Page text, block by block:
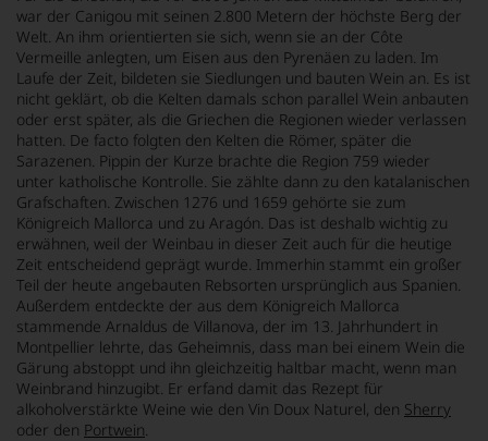
war der Canigou mit seinen 2.800 Metern der höchste Berg der
Welt. An ihm orientierten sie sich, wenn sie an der Côte
Vermeille anlegten, um Eisen aus den Pyrenäen zu laden. Im
Laufe der Zeit, bildeten sie Siedlungen und bauten Wein an. Es ist
nicht geklärt, ob die Kelten damals schon parallel Wein anbauten
oder erst später, als die Griechen die Regionen wieder verlassen
hatten. De facto folgten den Kelten die Römer, später die
Sarazenen. Pippin der Kurze brachte die Region 759 wieder
unter katholische Kontrolle. Sie zählte dann zu den katalanischen
Grafschaften. Zwischen 1276 und 1659 gehörte sie zum
Königreich Mallorca und zu Aragón. Das ist deshalb wichtig zu
erwähnen, weil der Weinbau in dieser Zeit auch für die heutige
Zeit entscheidend geprägt wurde. Immerhin stammt ein großer
Teil der heute angebauten Rebsorten ursprünglich aus Spanien.
Außerdem entdeckte der aus dem Königreich Mallorca
stammende Arnaldus de Villanova, der im 13. Jahrhundert in
Montpellier lehrte, das Geheimnis, dass man bei einem Wein die
Gärung abstoppt und ihn gleichzeitig haltbar macht, wenn man
Weinbrand hinzugibt. Er erfand damit das Rezept für
alkoholverstärkte Weine wie den Vin Doux Naturel, den Sherry
oder den Portwein.